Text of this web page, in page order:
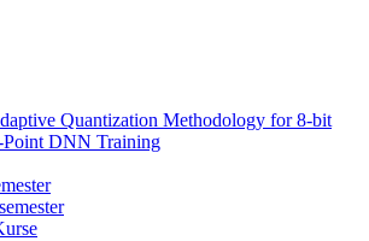
Quantization Methodology for 8-bit
Point DNN Training